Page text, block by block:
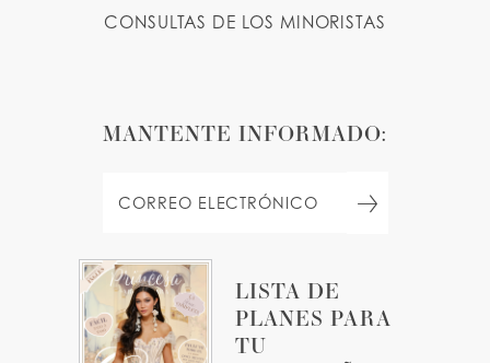
LISTA DE
PLANES PARA
TU
CONSULTAS DE LOS MINORISTAS
MANTENTE INFORMADO: